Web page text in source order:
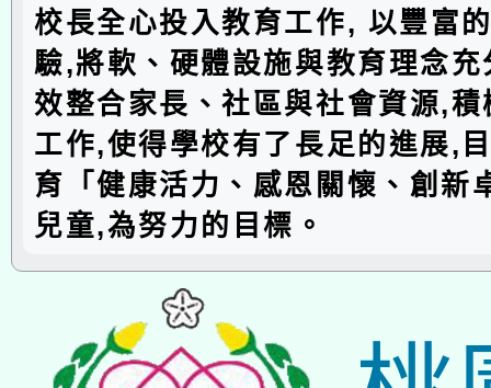
校長全心投入教育工作, 以豐富
驗,將軟、硬體設施與教育理念
效整合家長、社區與社會資源,
工作,使得學校有了長足的進展,
育「健康活力、感恩關懷、創新
兒童,為努力的目標。